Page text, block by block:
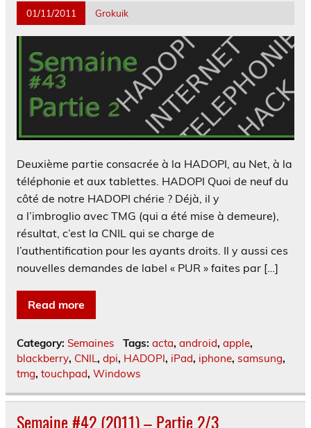
01/11/2011 Grokuik
Deuxième partie consacrée à la HADOPI, au Net, à la
téléphonie et aux tablettes. HADOPI Quoi de neuf du
côté de notre HADOPI chérie ? Déjà, il y
a l’imbroglio avec TMG (qui a été mise à demeure),
résultat, c’est la CNIL qui se charge de
l’authentification pour les ayants droits. Il y aussi ces
nouvelles demandes de label « PUR » faites par […]
Read more
Category: Semaines Tags: acta, android, apple,
blackberry, CNIL, dpi, HADOPI, iPad, iphone, samsung,
tmg, touchpad, Windows
Semaine #42 (2011) – Partie 2/3